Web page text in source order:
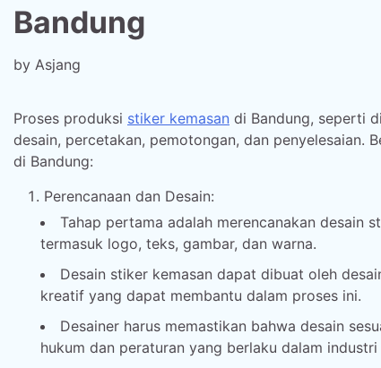
Bandung
by Asjang
Proses produksi stiker kemasan di Bandung, seperti
desain, percetakan, pemotongan, dan penyelesaian.
di Bandung:
Perencanaan dan Desain:
Tahap pertama adalah merencanakan desain
termasuk logo, teks, gambar, dan warna.
Desain stiker kemasan dapat dibuat oleh
kreatif yang dapat membantu dalam proses ini.
Desainer harus memastikan bahwa desain
hukum dan peraturan yang berlaku dalam